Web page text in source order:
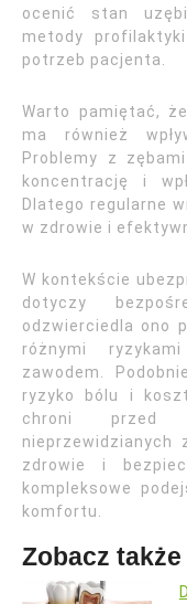
ocenić stan
metody
potrzeb pacjenta.
Warto pamiętać,
ma również
Problemy z
koncentrację i
Dlatego regularne
w zdrowie i
W kontekście
dotyczy
odzwierciedla ono
różnymi
zawodem.
ryzyko bólu i
chroni przed
nieprzewidzianych
zdrowie i
kompleksowe
komfortu.
Zobacz także